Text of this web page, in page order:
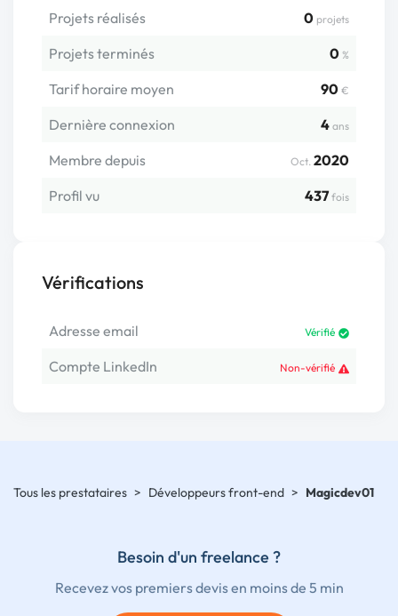
Projets réalisés 0 projets
Projets terminés 0 %
Tarif horaire moyen 90 €
Dernière connexion 4 ans
Membre depuis Oct. 2020
Profil vu
437 fois
Vérifications
Adresse email Vérifié
Compte LinkedIn Non-vérifié
Tous les prestataires > Développeurs front-end > Magicdev01
Besoin d'un freelance ?
Recevez vos premiers devis en moins de 5 min